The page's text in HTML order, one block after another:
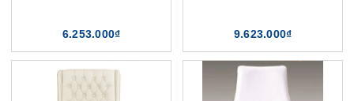
6.253.000₫ 9.623.000₫